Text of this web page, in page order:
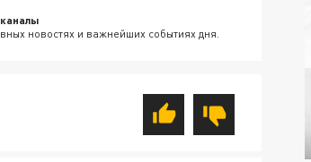
новостях и важнейших событиях дня.